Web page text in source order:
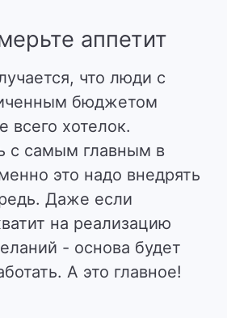
аппетит
что люди с
бюджетом
хотелок.
с самым главным в
это надо внедрять
Даже если
на реализацию
- основа будет
А это главное!